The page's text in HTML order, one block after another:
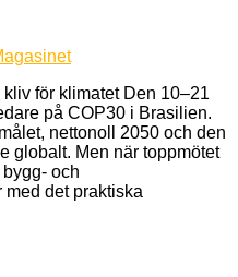
för klimatet Den 10–21
på COP30 i Brasilien.
nettonoll 2050 och den
globalt. Men när toppmötet
och
det praktiska